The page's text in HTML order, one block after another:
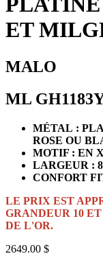
ET
MALO
ML
MÉTAL :
ROSE OU
MOTIF : EN
LARGEUR :
CONFORT
LE PRIX EST
GRANDEUR 10
DE L'OR.
2649.00 $